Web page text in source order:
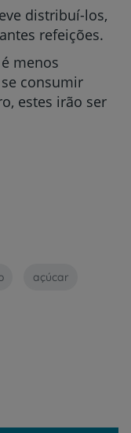
distribuí-los,
refeições.
menos
consumir
estes irão ser
açúcar